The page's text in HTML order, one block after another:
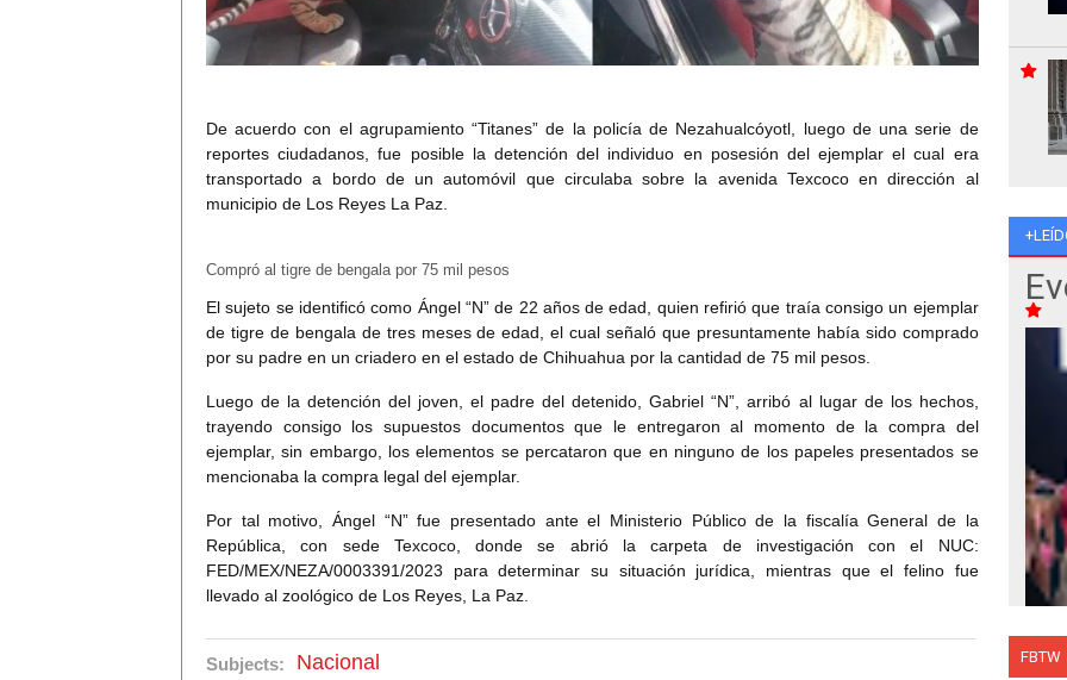
De acuerdo con el agrupamiento “Titanes” de la policía de Nezahualcóyotl, luego de una serie de
reportes ciudadanos, fue posible la detención del individuo en posesión del ejemplar el cual era
transportado a bordo de un automóvil que circulaba sobre la avenida Texcocoen dirección al
municipio de Los Reyes La Paz.
Compró al tigre de bengala por 75 mil pesos
El sujeto se identificó como Ángel “N” de 22 años de edad, quien refirió que traía consigo un ejemplar
de tigre de bengala de tres meses de edad, el cual señaló que presuntamente había sido comprado
por su padre en un criadero en el estado de Chihuahua por la cantidad de 75 mil pesos.
Luego de la detención del joven, el padre del detenido, Gabriel “N”, arribó al lugar de los hechos,
trayendo consigo los supuestos documentos que le entregaron al momento de la compra del
ejemplar, sin embargo, los elementos se percataron que en ninguno de los papeles presentados se
mencionaba la compra legal del ejemplar.
Por tal motivo, Ángel “N” fue presentado ante el Ministerio Público de la fiscalía General de la
República, con sede Texcoco, donde se abrió la carpeta de investigación con el NUC:
FED/MEX/NEZA/0003391/2023 para determinar su situación jurídica, mientras que el felino fue
llevado al zoológico de Los Reyes, La Paz.
Subjects: Nacional FBTW